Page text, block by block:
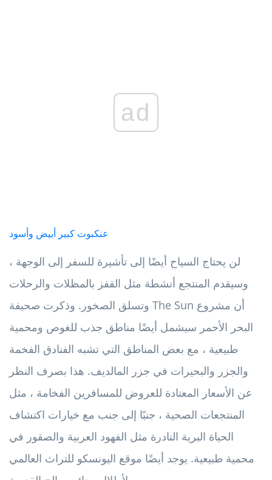
ad
عنكبوت كبير أبيض وأسود
لن يحتاج السياح أيضًا إلى تأشيرة للسفر إلى الوجهة ،
وسيقدم المنتجع أنشطة مثل القفز بالمظلات والرحلات
وتسلق الصخور. وذكرت صحيفة The Sun أن مشروع
البحر الأحمر سيشمل أيضًا مناطق جذب للغوص ومحمية
طبيعية ، مع بعض المناطق التي تشبه الفنادق الفخمة
والجزر والبحيرات في جزر المالديف. هذا بصرف النظر
عن الأسعار المعتادة للعروض للمسافرين الفخامة ، مثل
المنتجعات الصحية ، جنبًا إلى جنب مع خيارات اكتشاف
الحياة البرية النادرة مثل الفهود العربية والصقور في
محمية طبيعية. يوجد أيضًا موقع اليونسكو للتراث العالمي